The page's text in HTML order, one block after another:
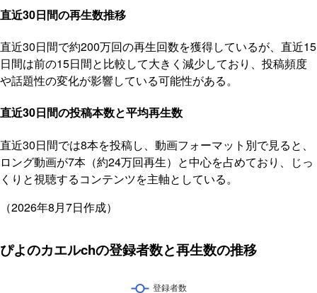
直近30日間の再生数推移
直近30日間で約200万回の再生回数を獲得しているが、直近15
日間は前の15日間と比較して大きく減少しており、投稿頻度
や話題性の変化が影響している可能性がある。
直近30日間の投稿本数と平均再生数
直近30日間では8本を投稿し、動画フォーマット別で見ると、
ロング動画が7本（約24万回再生）と中心を占めており、じっ
くりと視聴するコンテンツを主軸としている。
（2026年8月7日作成）
ぴよのカエルchの登録者数と再生数の推移